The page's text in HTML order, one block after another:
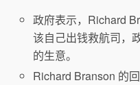
政府表示，Richard
该自己出钱救航司，
的生意。
Richard Branson 的